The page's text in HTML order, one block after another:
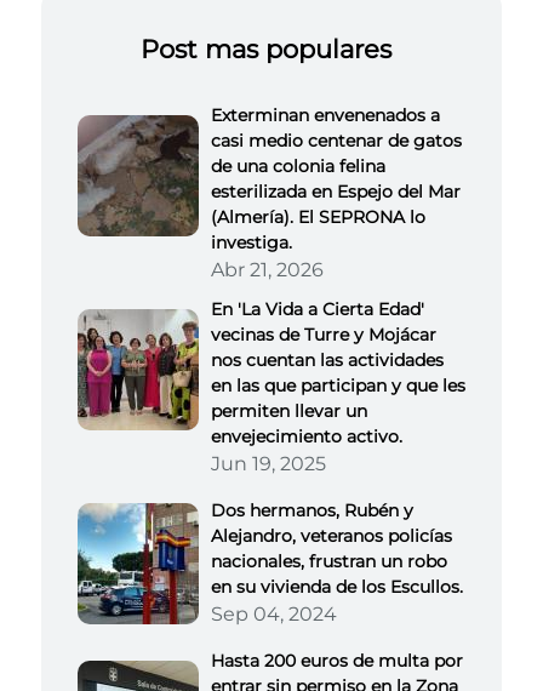
Post mas populares
Exterminan envenenados a
casi medio centenar de gatos
de una colonia felina
esterilizada en Espejo del Mar
(Almería). El SEPRONA lo
investiga.
Abr 21, 2026
En 'La Vida a Cierta Edad'
vecinas de Turre y Mojácar
nos cuentan las actividades
en las que participan y que les
permiten llevar un
envejecimiento activo.
Jun 19, 2025
Dos hermanos, Rubén y
Alejandro, veteranos policías
nacionales, frustran un robo
en su vivienda de los Escullos.
Sep 04, 2024
Hasta 200 euros de multa por
entrar sin permiso en la Zona